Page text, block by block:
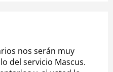
nos serán muy
del servicio Mascus.